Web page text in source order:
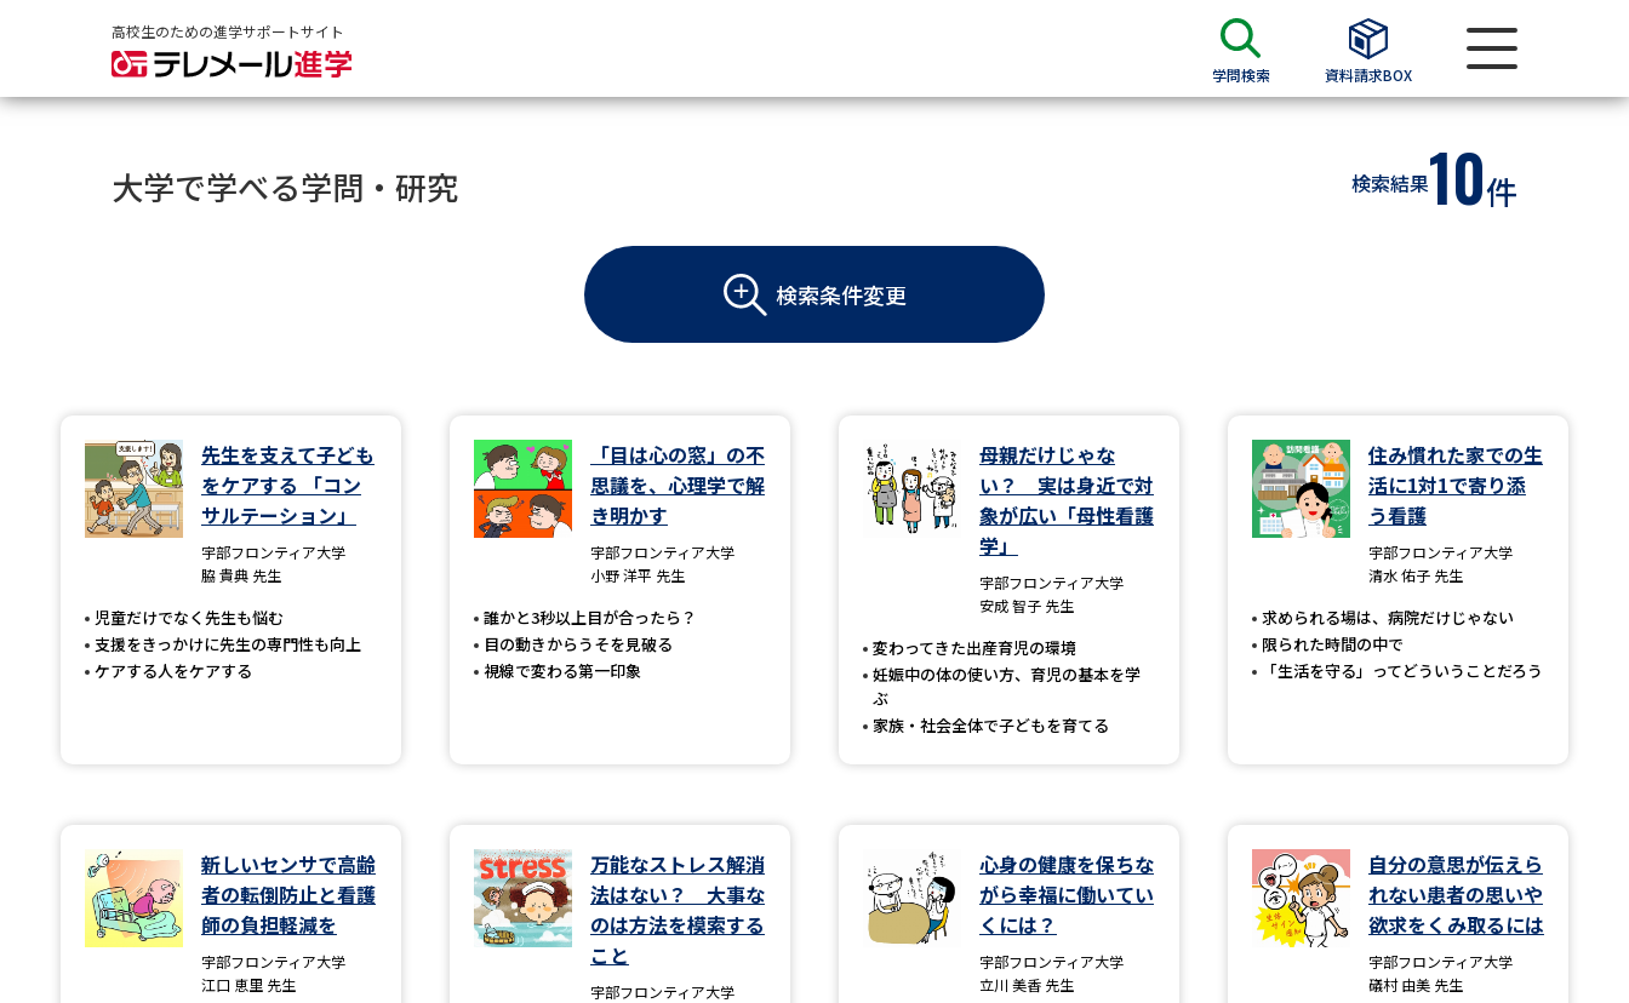
高校生のための進学サポートサイト
学問検索 資料請求BOX
大学・短大の資料種類から請求
大学パンフ
学部・学科パンフ
総合型選抜・学校推薦型選抜 募集要項＆願書
大学・短大以外の資料から請求
専門学校の資料請求 大学院の資料請求
留学・進学関連、塾・予備校
大学入学共通テスト「受験案内」の請求
大学入学共通テスト「受験上の配慮案内」の請求
幼稚園教員資格認定試験
小学校教員資格認定試験
高等学校（情報）教員資格認定試験
大学で学べる内容や特徴を調べる
新増設大学・学部・学科特集
国際・グローバルに強い大学特集
奨学金・特待生制度特集
大学で学べる学問・研究 検索結果10件
検索条件変更
先生を支えて子ども
をケアする 「コン
サルテーション」
宇部フロンティア大学
脇 貴典 先生
児童だけでなく先生も悩む
支援をきっかけに先生の専門性も向上
ケアする人をケアする
「目は心の窓」の不
思議を、心理学で解
き明かす
宇部フロンティア大学
小野 洋平 先生
誰かと3秒以上目が合ったら？
目の動きからうそを見破る
視線で変わる第一印象
母親だけじゃな
い？ 実は身近で対
象が広い「母性看護
学」
宇部フロンティア大学
安成 智子 先生
変わってきた出産育児の環境
妊娠中の体の使い方、育児の基本を学
ぶ
家族・社会全体で子どもを育てる
住み慣れた家での生
活に1対1で寄り添
う看護
宇部フロンティア大学
清水 佑子 先生
求められる場は、病院だけじゃない
限られた時間の中で
「生活を守る」ってどういうことだろう
新しいセンサで高齢
者の転倒防止と看護
師の負担軽減を
宇部フロンティア大学
江口 恵里 先生
万能なストレス解消
法はない？ 大事な
のは方法を模索する
こと
宇部フロンティア大学
心身の健康を保ちな
がら幸福に働いてい
くには？
宇部フロンティア大学
立川 美香 先生
自分の意思が伝えら
れない患者の思いや
欲求をくみ取るには
宇部フロンティア大学
礒村 由美 先生